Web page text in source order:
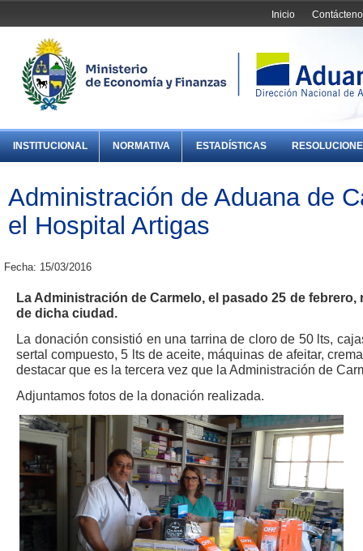
Inicio
INSTITUCIONAL NORMATIVA ESTADÍSTICAS
Administración de Aduana de
el Hospital Artigas
Fecha: 15/03/2016
La Administración de Carmelo, el pasado 25 de
de dicha ciudad.
La donación consistió en una tarrina de cloro de 50 lts,
sertal compuesto, 5 lts de aceite, máquinas de afeitar,
destacar que es la tercera vez que la Administración de
Adjuntamos fotos de la donación realizada.